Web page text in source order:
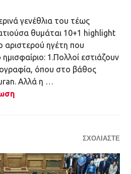
γενέθλια του τέως
θυμάται 10+1 highlight
αριστερού ηγέτη που
1.Πολλοί εστιάζουν
όπου στο βάθος
Αλλά η …
ΣΧΟΛΙΆΣΤΕ